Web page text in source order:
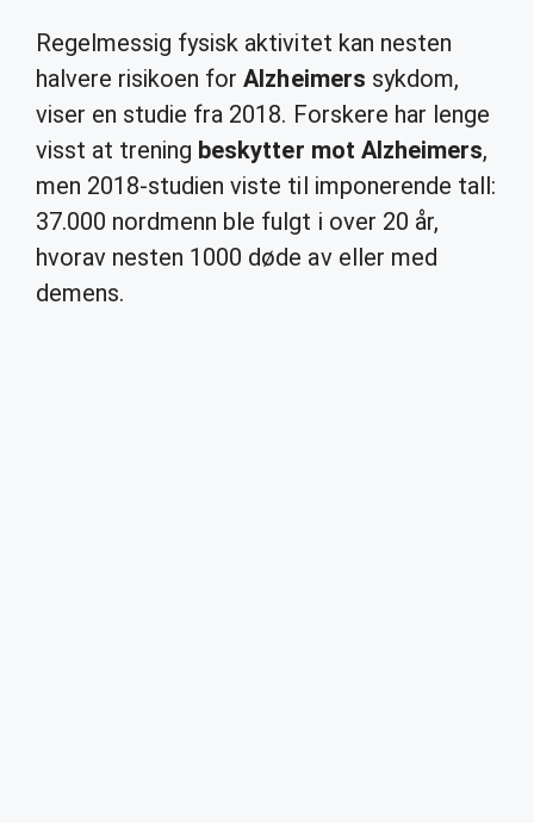
Regelmessig fysisk aktivitet kan nesten
halvere risikoen forAlzheimers sykdom,
viser en studie fra 2018. Forskere har lenge
visst at trening beskytter mot Alzheimers,
men 2018-studien viste til imponerende tall:
37.000 nordmenn ble fulgt i over 20 år,
hvorav nesten 1000 døde av eller med
demens.